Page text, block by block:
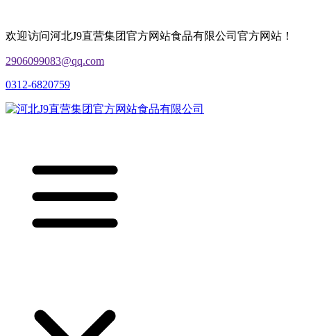
欢迎访问河北J9直营集团官方网站食品有限公司官方网站！
2906099083@qq.com
0312-6820759